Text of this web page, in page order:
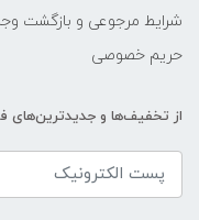
شرایط مرجوعی و بازگشت
حریم خصوصی
از تخفیف‌ها و جدیدترین‌های